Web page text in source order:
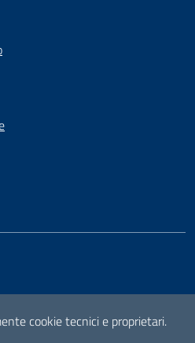
cookie tecnici e proprietari.